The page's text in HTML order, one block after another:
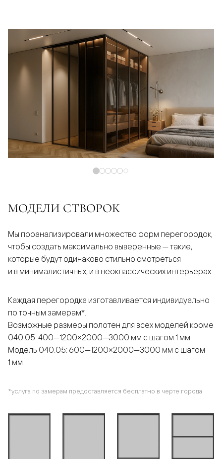
МОДЕЛИ СТВОРОК
Мы проанализировали множество форм перегородок,
чтобы создать максимально выверенные — такие,
которые будут одинаково стильно смотреться
и в минималистичных, и в неоклассических интерьерах.
Каждая перегородка изготавливается индивидуально
по точным замерам*.
Возможные размеры полотен для всех моделей кроме
040.05: 400—1200×2000—3000 мм с шагом 1 мм
Модель 040.05: 600—1200×2000—3000 мм с шагом
1 мм
*услуга по замерам предоставляется бесплатно в черте города